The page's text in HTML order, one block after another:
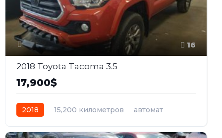
16
2018 Toyota Tacoma 3.5
17,900$
2018 15,200 километров
автомат